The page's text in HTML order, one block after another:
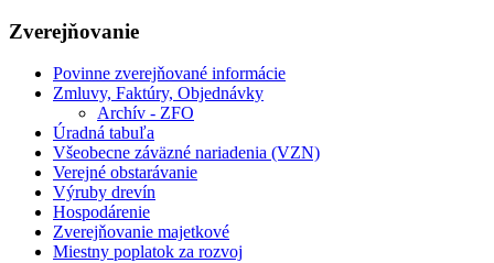
Zverejňovanie
Povinne zverejňované informácie
Zmluvy, Faktúry, Objednávky
Archív - ZFO
Úradná tabuľa
Všeobecne záväzné nariadenia (VZN)
Verejné obstarávanie
Výruby drevín
Hospodárenie
Zverejňovanie majetkové
Miestny poplatok za rozvoj